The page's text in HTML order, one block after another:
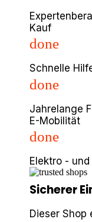
Kauf
done
Schnelle
done
Jahrelange
E-Mobilität
done
Elektro -
Sicherer
Dieser Shop